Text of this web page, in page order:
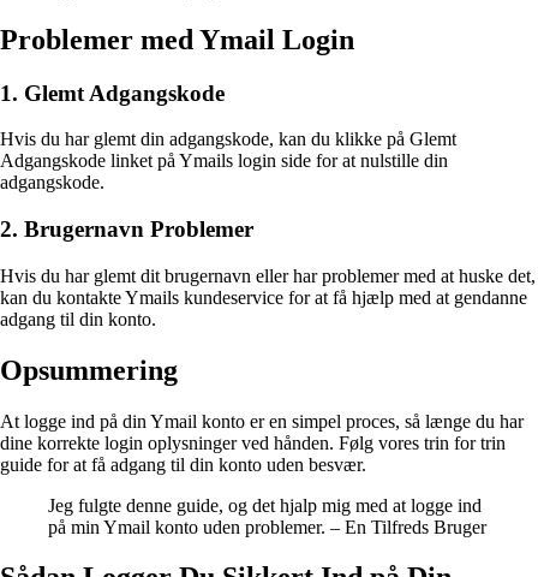
Problemer med Ymail Login
1. Glemt Adgangskode
Hvis du har glemt din adgangskode, kan du klikke på Glemt
Adgangskode linket på Ymails login side for at nulstille din
adgangskode.
2. Brugernavn Problemer
Hvis du har glemt dit brugernavn eller har problemer med at huske det,
kan du kontakte Ymails kundeservice for at få hjælp med at gendanne
adgang til din konto.
Opsummering
At logge ind på din Ymail konto er en simpel proces, så længe du har
dine korrekte login oplysninger ved hånden. Følg vores trin for trin
guide for at få adgang til din konto uden besvær.
Jeg fulgte denne guide, og det hjalp mig med at logge ind
på min Ymail konto uden problemer. – En Tilfreds Bruger